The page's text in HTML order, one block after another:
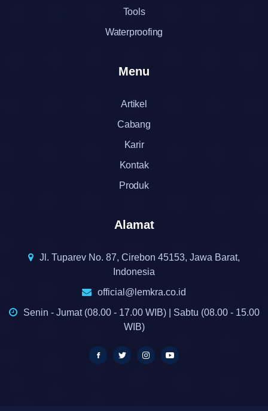
Tools
Waterproofing
Menu
Artikel
Cabang
Karir
Kontak
Produk
Alamat
Jl. Tuparev No. 87, Cirebon 45153, Jawa Barat,
Indonesia
official@lemkra.co.id
Senin - Jumat (08.00 - 17.00 WIB) | Sabtu (08.00 - 15.00
WIB)